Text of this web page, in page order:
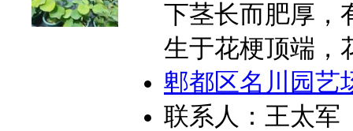
下茎长而肥厚，
生于花梗顶端，
郫都区名川园艺
联系人：王太军